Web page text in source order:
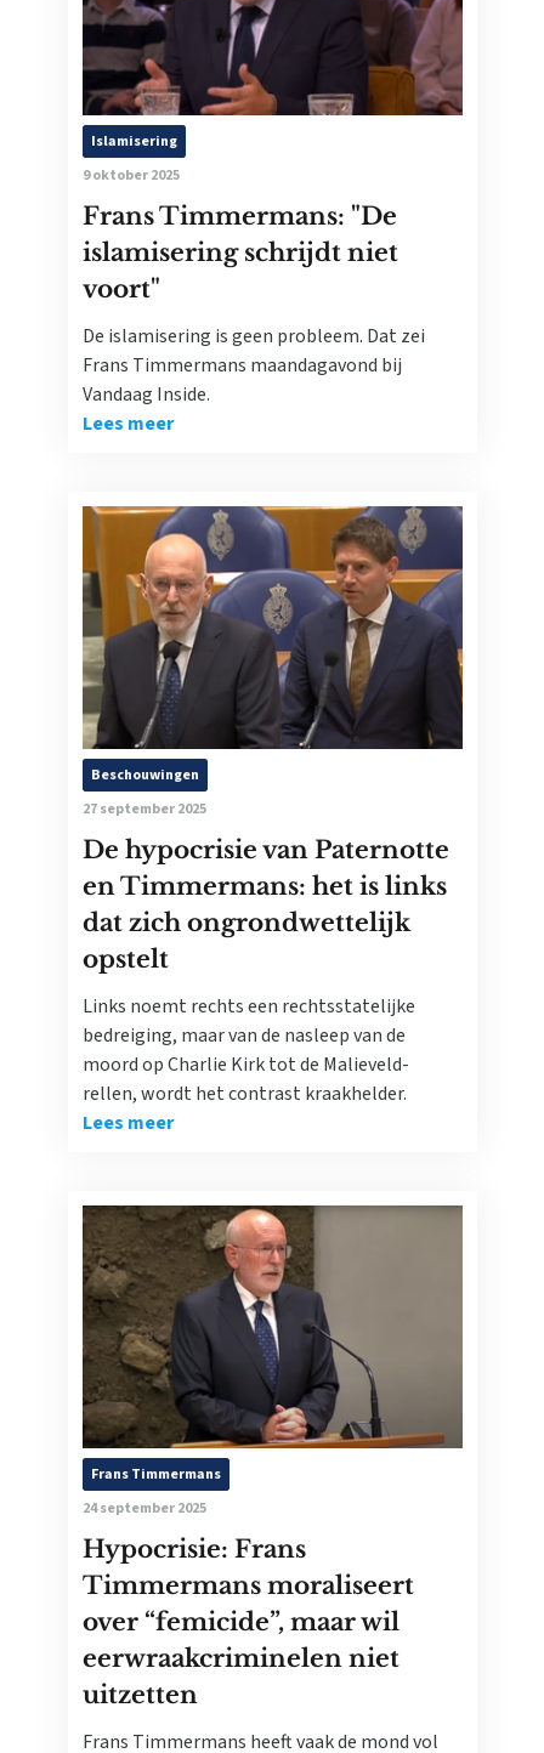
Islamisering
9 oktober 2025
Frans Timmermans: "De
islamisering schrijdt niet
voort"
De islamisering is geen probleem. Dat zei
Frans Timmermans maandagavond bij
Vandaag Inside.
Lees meer
Beschouwingen
27 september 2025
De hypocrisie van Paternotte
en Timmermans: het is links
dat zich ongrondwettelijk
opstelt
Links noemt rechts een rechtsstatelijke
bedreiging, maar van de nasleep van de
moord op Charlie Kirk tot de Malieveld-
rellen, wordt het contrast kraakhelder.
Lees meer
Frans Timmermans
24 september 2025
Hypocrisie: Frans
Timmermans moraliseert
over “femicide”, maar wil
eerwraakcriminelen niet
uitzetten
Frans Timmermans heeft vaak de mond vol